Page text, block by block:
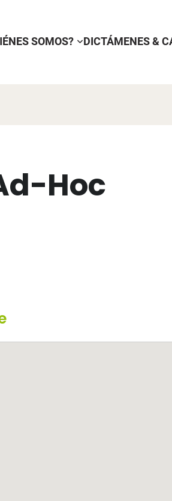
SOMOS? DICTÁMENES &
Hoc